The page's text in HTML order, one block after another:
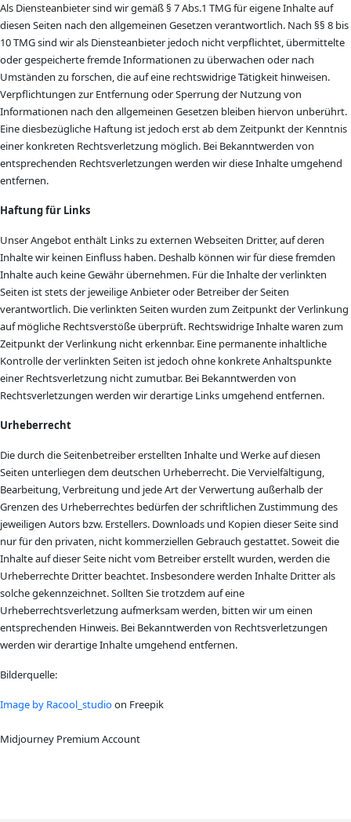
Als Diensteanbieter sind wir gemäß § 7 Abs.1 TMG für eigene Inhalte auf
diesen Seiten nach den allgemeinen Gesetzen verantwortlich. Nach §§ 8 bis
10 TMG sind wir als Diensteanbieter jedoch nicht verpflichtet, übermittelte
oder gespeicherte fremde Informationen zu überwachen oder nach
Umständen zu forschen, die auf eine rechtswidrige Tätigkeit hinweisen.
Verpflichtungen zur Entfernung oder Sperrung der Nutzung von
Informationen nach den allgemeinen Gesetzen bleiben hiervon unberührt.
Eine diesbezügliche Haftung ist jedoch erst ab dem Zeitpunkt der Kenntnis
einer konkreten Rechtsverletzung möglich. Bei Bekanntwerden von
entsprechenden Rechtsverletzungen werden wir diese Inhalte umgehend
entfernen.
Haftung für Links
Unser Angebot enthält Links zu externen Webseiten Dritter, auf deren
Inhalte wir keinen Einfluss haben. Deshalb können wir für diese fremden
Inhalte auch keine Gewähr übernehmen. Für die Inhalte der verlinkten
Seiten ist stets der jeweilige Anbieter oder Betreiber der Seiten
verantwortlich. Die verlinkten Seiten wurden zum Zeitpunkt der Verlinkung
auf mögliche Rechtsverstöße überprüft. Rechtswidrige Inhalte waren zum
Zeitpunkt der Verlinkung nicht erkennbar. Eine permanente inhaltliche
Kontrolle der verlinkten Seiten ist jedoch ohne konkrete Anhaltspunkte
einer Rechtsverletzung nicht zumutbar. Bei Bekanntwerden von
Rechtsverletzungen werden wir derartige Links umgehend entfernen.
Urheberrecht
Die durch die Seitenbetreiber erstellten Inhalte und Werke auf diesen
Seiten unterliegen dem deutschen Urheberrecht. Die Vervielfältigung,
Bearbeitung, Verbreitung und jede Art der Verwertung außerhalb der
Grenzen des Urheberrechtes bedürfen der schriftlichen Zustimmung des
jeweiligen Autors bzw. Erstellers. Downloads und Kopien dieser Seite sind
nur für den privaten, nicht kommerziellen Gebrauch gestattet. Soweit die
Inhalte auf dieser Seite nicht vom Betreiber erstellt wurden, werden die
Urheberrechte Dritter beachtet. Insbesondere werden Inhalte Dritter als
solche gekennzeichnet. Sollten Sie trotzdem auf eine
Urheberrechtsverletzung aufmerksam werden, bitten wir um einen
entsprechenden Hinweis. Bei Bekanntwerden von Rechtsverletzungen
werden wir derartige Inhalte umgehend entfernen.
Bilderquelle:
Image by Racool_studioon Freepik
Midjourney Premium Account